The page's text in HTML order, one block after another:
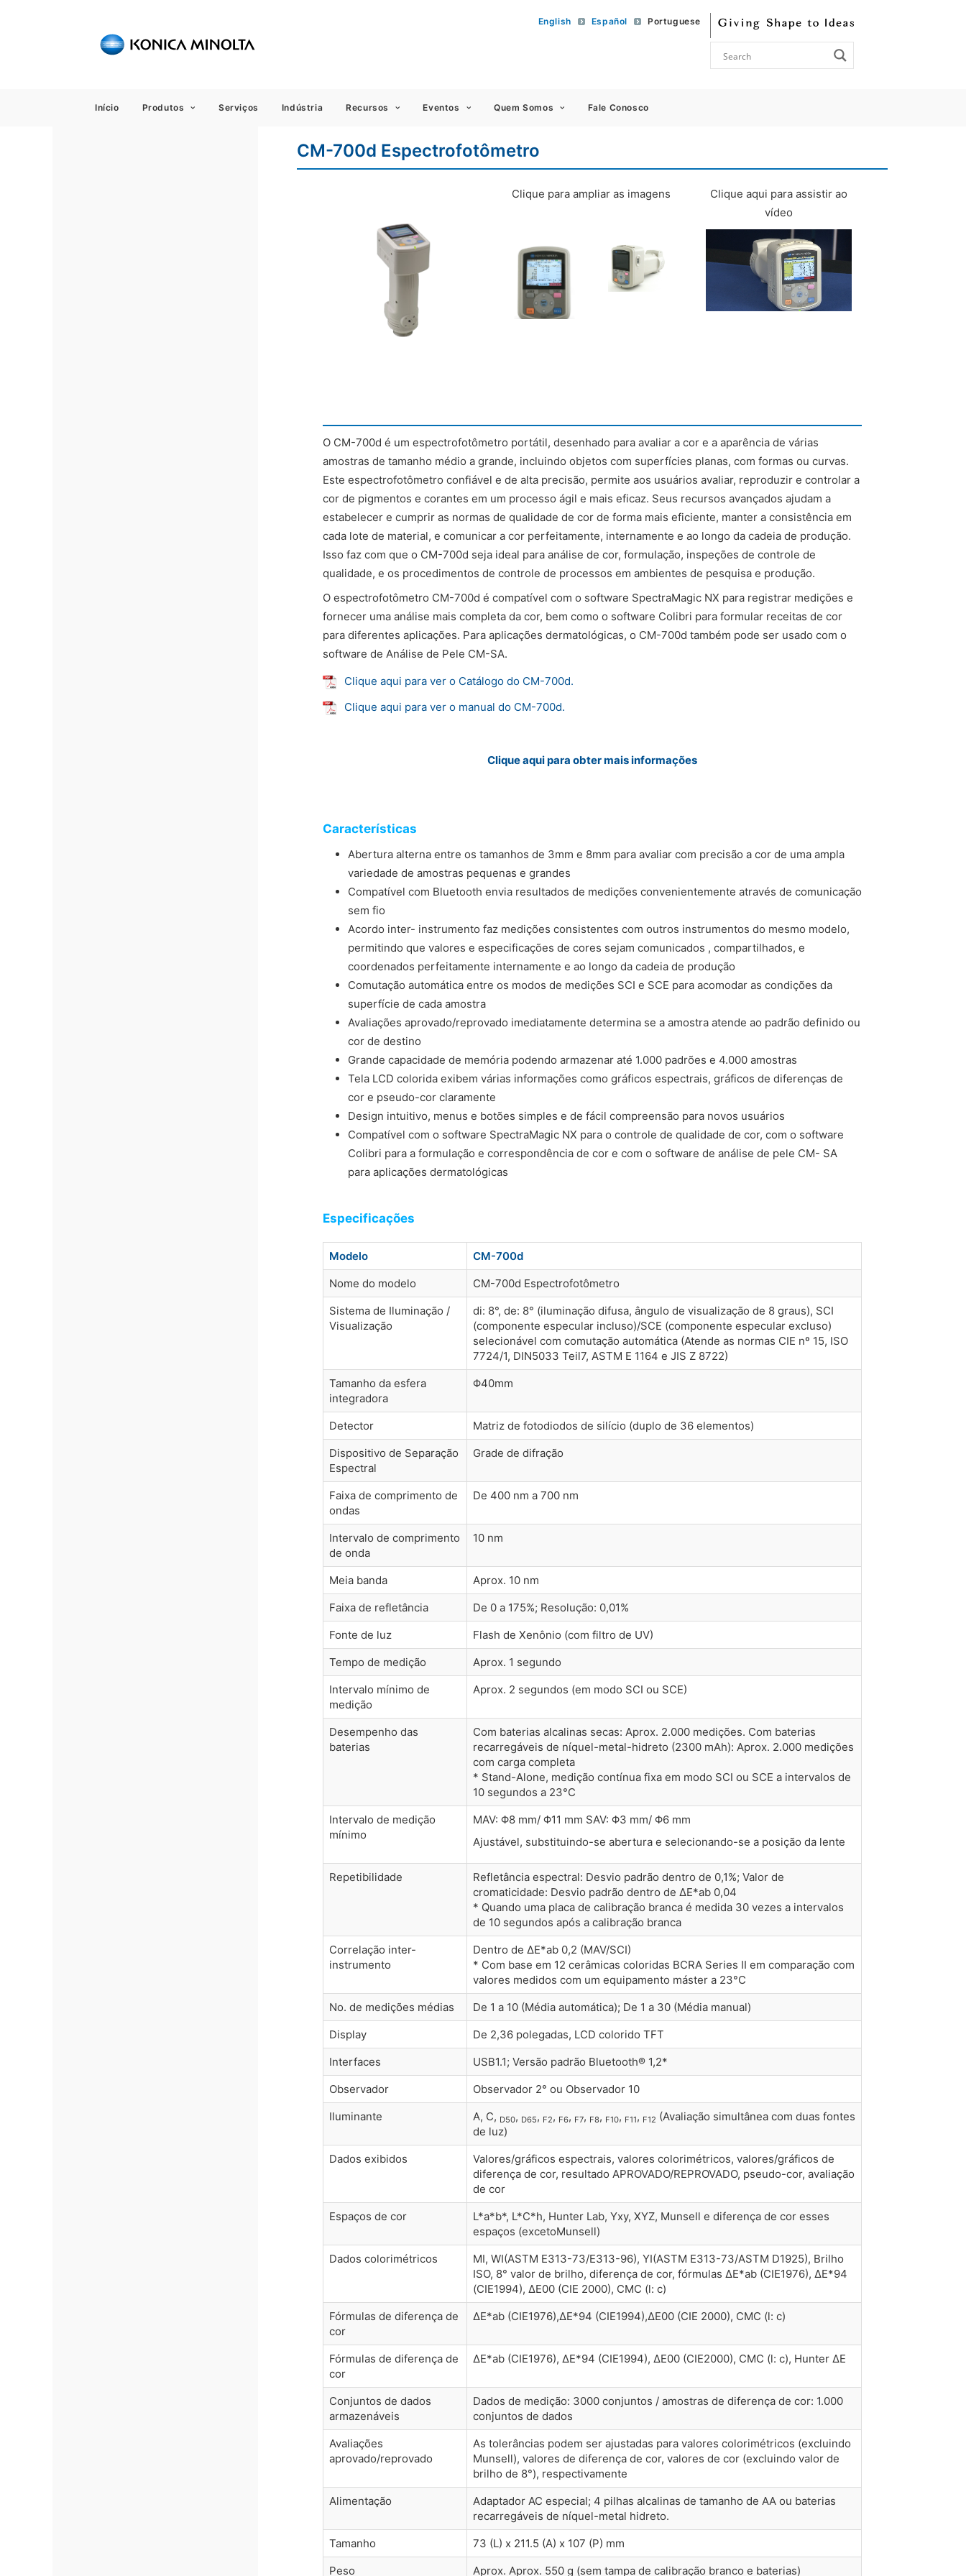
English Español Portuguese
Início Produtos Serviços Indústria Recursos Eventos Quem Somos Fale Conosco
CM-700d Espectrofotômetro
Clique para ampliar as imagens
Clique aqui para assistir ao
vídeo
O CM-700d é um espectrofotômetro portátil, desenhado para avaliar a cor e a aparência de várias
amostras de tamanho médio a grande, incluindo objetos com superfícies planas, com formas ou curvas.
Este espectrofotômetro confiável e de alta precisão, permite aos usuários avaliar, reproduzir e controlar a
cor de pigmentos e corantes em um processo ágil e mais eficaz. Seus recursos avançados ajudam a
estabelecer e cumprir as normas de qualidade de cor de forma mais eficiente, manter a consistência em
cada lote de material, e comunicar a cor perfeitamente, internamente e ao longo da cadeia de produção.
Isso faz com que o CM-700d seja ideal para análise de cor, formulação, inspeções de controle de
qualidade, e os procedimentos de controle de processos em ambientes de pesquisa e produção.
O espectrofotômetro CM-700d é compatível com o software SpectraMagic NX para registrar medições e
fornecer uma análise mais completa da cor, bem como o software Colibri para formular receitas de cor
para diferentes aplicações. Para aplicações dermatológicas, o CM-700d também pode ser usado com o
software de Análise de Pele CM-SA.
Clique aqui para ver o Catálogo do CM-700d.
Clique aqui para ver o manual do CM-700d.
Clique aqui para obter mais informações
Características
Abertura alterna entre os tamanhos de 3mm e 8mm para avaliar com precisão a cor de uma ampla
variedade de amostras pequenas e grandes
Compatível com Bluetooth envia resultados de medições convenientemente através de comunicação
sem fio
Acordo inter- instrumento faz medições consistentes com outros instrumentos do mesmo modelo,
permitindo que valores e especificações de cores sejam comunicados , compartilhados, e
coordenados perfeitamente internamente e ao longo da cadeia de produção
Comutação automática entre os modos de medições SCI e SCE para acomodar as condições da
superfície de cada amostra
Avaliações aprovado/reprovado imediatamente determina se a amostra atende ao padrão definido ou
cor de destino
Grande capacidade de memória podendo armazenar até 1.000 padrões e 4.000 amostras
Tela LCD colorida exibem várias informações como gráficos espectrais, gráficos de diferenças de
cor e pseudo-cor claramente
Design intuitivo, menus e botões simples e de fácil compreensão para novos usuários
Compatível com o software SpectraMagic NX para o controle de qualidade de cor, com o software
Colibri para a formulação e correspondência de cor e com o software de análise de pele CM- SA
para aplicações dermatológicas
Especificações
Modelo
CM-700d
Nome do modelo
CM-700d Espectrofotômetro
Sistema de Iluminação /
Visualização
di: 8°, de: 8° (iluminação difusa, ângulo de visualização de 8 graus), SCI
(componente especular incluso)/SCE (componente especular excluso)
selecionável com comutação automática (Atende as normas CIE nº 15, ISO
7724/1, DIN5033 Teil7, ASTM E 1164 e JIS Z 8722)
Tamanho da esfera
integradora
Φ40mm
Detector
Matriz de fotodiodos de silício (duplo de 36 elementos)
Dispositivo de Separação
Espectral
Grade de difração
Faixa de comprimento de
ondas
De 400 nm a 700 nm
Intervalo de comprimento
de onda
10 nm
Meia banda
Aprox. 10 nm
Faixa de refletância
De 0 a 175%; Resolução: 0,01%
Fonte de luz
Flash de Xenônio (com filtro de UV)
Tempo de medição
Aprox. 1 segundo
Intervalo mínimo de
medição
Aprox. 2 segundos (em modo SCI ou SCE)
Desempenho das
baterias
Com baterias alcalinas secas: Aprox. 2.000 medições. Com baterias
recarregáveis de níquel-metal-hidreto (2300 mAh): Aprox. 2.000 medições
com carga completa
* Stand-Alone, medição contínua fixa em modo SCI ou SCE a intervalos de
10 segundos a 23°C
Intervalo de medição
mínimo
MAV: Φ8 mm/ Φ11 mm SAV: Φ3 mm/ Φ6 mm
Ajustável, substituindo-se abertura e selecionando-se a posição da lente
Repetibilidade
Refletância espectral: Desvio padrão dentro de 0,1%; Valor de
cromaticidade: Desvio padrão dentro de ΔE*ab 0,04
* Quando uma placa de calibração branca é medida 30 vezes a intervalos
de 10 segundos após a calibração branca
Correlação inter-
instrumento
Dentro de ΔE*ab 0,2 (MAV/SCI)
* Com base em 12 cerâmicas coloridas BCRA Series II em comparação com
valores medidos com um equipamento máster a 23°C
No. de medições médias
De 1 a 10 (Média automática); De 1 a 30 (Média manual)
Display
De 2,36 polegadas, LCD colorido TFT
Interfaces
USB1.1; Versão padrão Bluetooth® 1,2*
Observador
Observador 2° ou Observador 10
Iluminante
A, C, D50, D65, F2, F6, F7, F8, F10, F11, F12 (Avaliação simultânea com duas fontes
de luz)
Dados exibidos
Valores/gráficos espectrais, valores colorimétricos, valores/gráficos de
diferença de cor, resultado APROVADO/REPROVADO, pseudo-cor, avaliação
de cor
Espaços de cor
L*a*b*, L*C*h, Hunter Lab, Yxy, XYZ, Munsell e diferença de cor esses
espaços (excetoMunsell)
Dados colorimétricos
MI, WI(ASTM E313-73/E313-96), YI(ASTM E313-73/ASTM D1925), Brilho
ISO, 8° valor de brilho, diferença de cor, fórmulas ΔE*ab (CIE1976), ΔE*94
(CIE1994), ΔE00 (CIE 2000), CMC (l: c)
Fórmulas de diferença de
cor
ΔE*ab (CIE1976),ΔE*94 (CIE1994),ΔE00 (CIE 2000), CMC (l: c)
Fórmulas de diferença de
cor
ΔE*ab (CIE1976), ΔE*94 (CIE1994), ΔE00 (CIE2000), CMC (l: c), Hunter ΔE
Conjuntos de dados
armazenáveis
Dados de medição: 3000 conjuntos / amostras de diferença de cor: 1.000
conjuntos de dados
Avaliações
aprovado/reprovado
As tolerâncias podem ser ajustadas para valores colorimétricos (excluindo
Munsell), valores de diferença de cor, valores de cor (excluindo valor de
brilho de 8°), respectivamente
Alimentação
Adaptador AC especial; 4 pilhas alcalinas de tamanho de AA ou baterias
recarregáveis de níquel-metal hidreto.
Tamanho
73 (L) x 211.5 (A) x 107 (P) mm
Peso
Aprox. Aprox. 550 g (sem tampa de calibração branco e baterias)